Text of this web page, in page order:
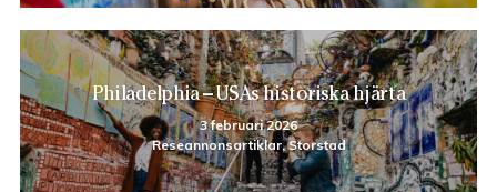
Philadelphia – USAs historiska hjärta
3 februari 2026
Reseannonsartiklar, Storstad